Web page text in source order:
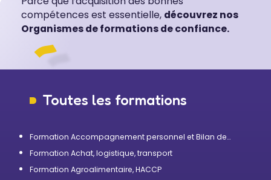
compétences est essentielle, découvrez nos
Organismes de formations de confiance.
Toutes les formations
Formation Accompagnement personnel et Bilan de
Formation Achat, logistique, transport
Formation Agroalimentaire, HACCP